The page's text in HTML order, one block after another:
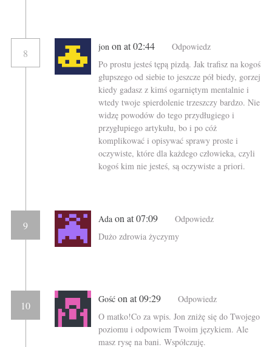
8
jon on at 02:44
Odpowiedz
Po prostu jesteś tępą pizdą. Jak trafisz na kogoś
głupszego od siebie to jeszcze pół biedy, gorzej
kiedy gadasz z kimś ogarniętym mentalnie i
wtedy twoje spierdolenie trzeszczy bardzo. Nie
widzę powodów do tego przydługiego i
przygłupiego artykułu, bo i po cóż
komplikować i opisywać sprawy proste i
oczywiste, które dla każdego człowieka, czyli
kogoś kim nie jesteś, są oczywiste a priori.
9
Ada on at 07:09
Odpowiedz
Dużo zdrowia życzymy
10
Gość on at 09:29
Odpowiedz
O matko!Co za wpis. Jon zniżę się do Twojego
poziomu i odpowiem Twoim językiem. Ale
masz rysę na bani. Współczuję.